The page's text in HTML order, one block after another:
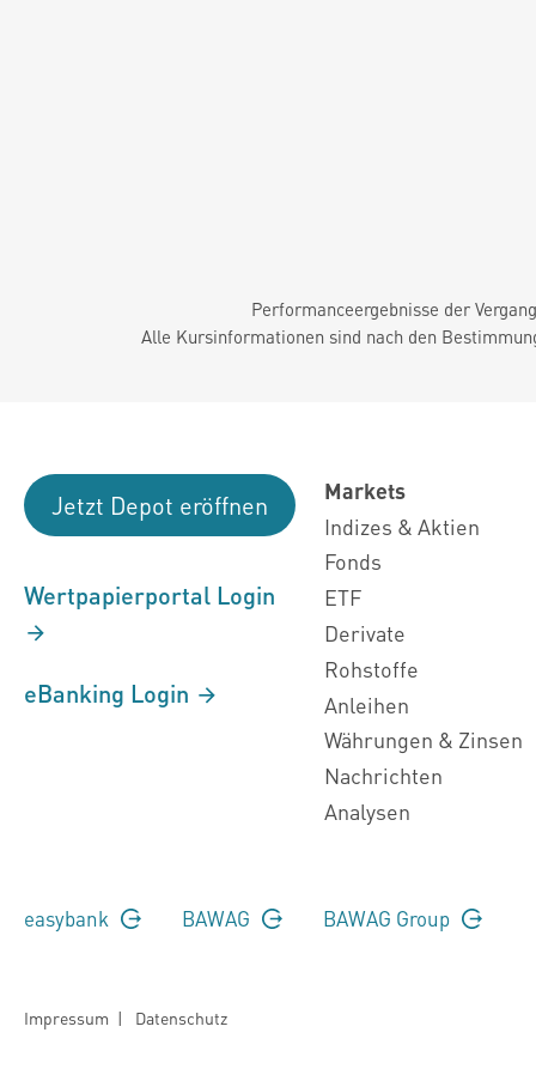
Performanceergebnisse der
Alle Kursinformationen sind nach den
Jetzt Depot eröffnen
Wertpapierportal Login
eBanking Login
Markets
Indizes & Aktien
Fonds
ETF
Derivate
Rohstoffe
Anleihen
Währungen & Zinsen
Nachrichten
Analysen
easybank BAWAG BAWAG Group
Impressum | Datenschutz